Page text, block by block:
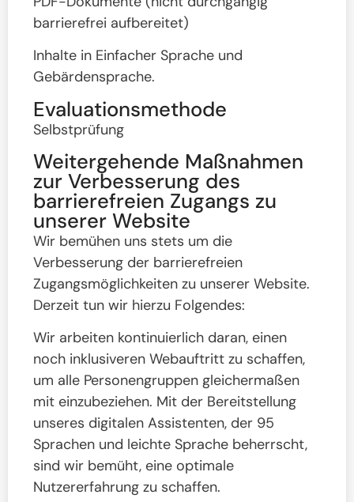
barrierefrei aufbereitet)
Inhalte in Einfacher Sprache und
Gebärdensprache.
Evaluationsmethode
Selbstprüfung
Weitergehende Maßnahmen
zur Verbesserung des
barrierefreien Zugangs zu
unserer Website
Wir bemühen uns stets um die
Verbesserung der barrierefreien
Zugangsmöglichkeiten zu unserer Website.
Derzeit tun wir hierzu Folgendes:
Wir arbeiten kontinuierlich daran, einen
noch inklusiveren Webauftritt zu schaffen,
um alle Personengruppen gleichermaßen
mit einzubeziehen. Mit der Bereitstellung
unseres digitalen Assistenten, der 95
Sprachen und leichte Sprache beherrscht,
sind wir bemüht, eine optimale
Nutzererfahrung zu schaffen.